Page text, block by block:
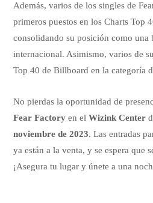
Además, varios de los singles de
primeros puestos en los Charts Top
consolidando su posición como una
internacional. Asimismo, varios de
Top 40 de Billboard en la categoría
No pierdas la oportunidad de
Fear Factory en elWizink Center
noviembre de 2023. Las entradas
ya están a la venta, y se espera que
¡Asegura tu lugar y únete a una